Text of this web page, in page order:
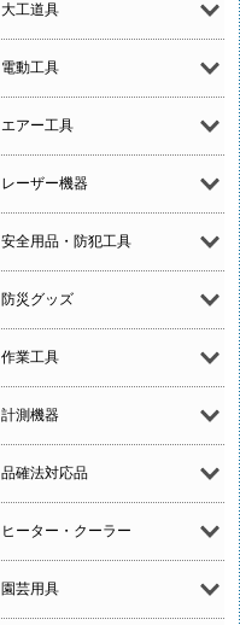
大工道具
電動工具
エアー工具
レーザー機器
安全用品・防犯工具
防災グッズ
作業工具
計測機器
品確法対応品
ヒーター・クーラー
園芸用具